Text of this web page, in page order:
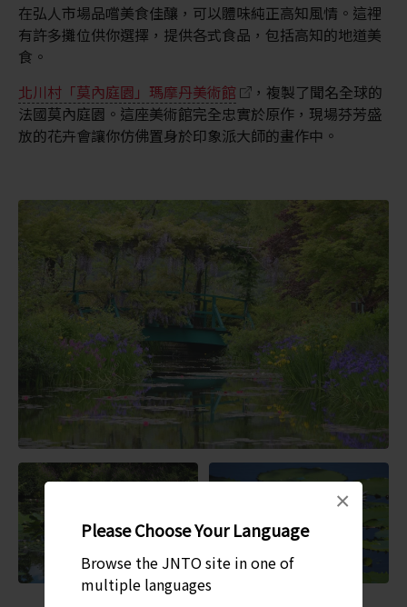
Please Choose Your Language
Browse the JNTO site in one of
multiple languages
×
在弘人市場品嚐美食佳釀，可以體味純正高知風情。這裡
有許多攤位供你選擇，提供各式食品，包括高知的地道美
食。
北川村「莫內庭園」瑪摩丹美術館
，複製了聞名全球的
法國莫內庭園。這座美術館完全忠實於原作，現場芬芳盛
放的花卉會讓你仿佛置身於印象派大師的畫作中。